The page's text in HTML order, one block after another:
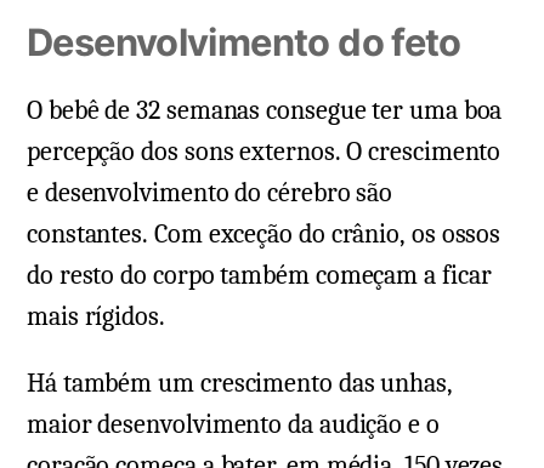
Desenvolvimento do feto
O bebê de 32 semanas consegue ter uma boa
percepção dos sons externos. O crescimento
e desenvolvimento do cérebro são
constantes. Com exceção do crânio, os ossos
do resto do corpo também começam a ficar
mais rígidos.
Há também um crescimento das unhas,
maior desenvolvimento da audição e o